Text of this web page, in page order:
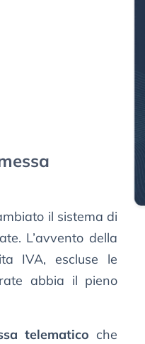
il sistema di
L’avvento della
IVA, escluse le
abbia il pieno
telematico che